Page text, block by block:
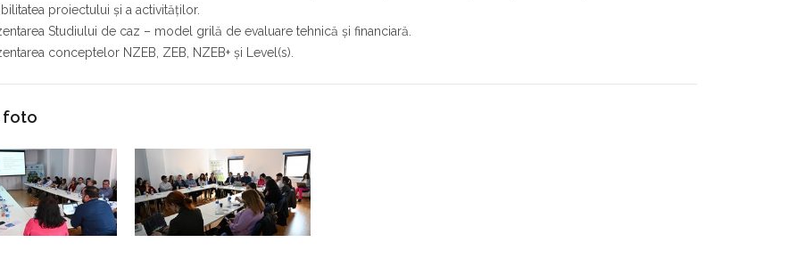
proiectului și a activităților.
Studiului de caz – model grilă de evaluare tehnică şi financiară.
conceptelor NZEB, ZEB, NZEB+ și Level(s).
foto